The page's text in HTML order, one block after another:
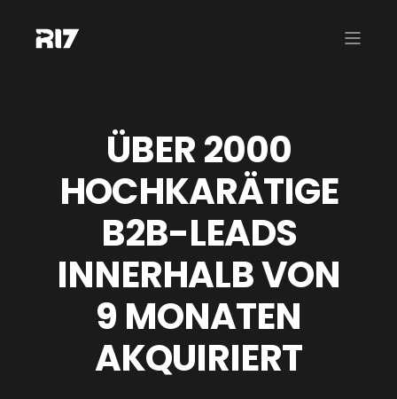
ÜBER 2000
HOCHKARÄTIGE
B2B-LEADS
INNERHALB VON
9 MONATEN
AKQUIRIERT